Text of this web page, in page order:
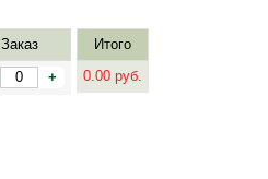
Заказ
+
Итого
0.00 руб.